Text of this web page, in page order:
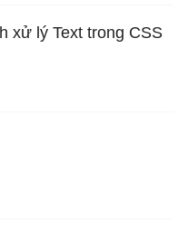
xử lý Text trong CSS